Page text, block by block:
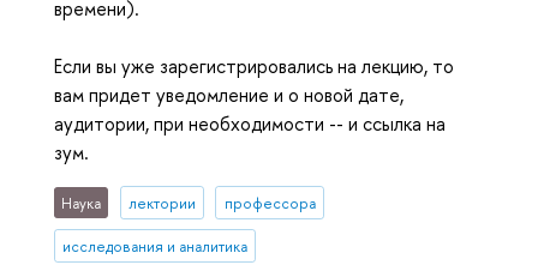
времени).
Если вы уже зарегистрировались на лекцию, то
вам придет уведомление и о новой дате,
аудитории, при необходимости -- и ссылка на
зум.
Наука лектории профессора
исследования и аналитика